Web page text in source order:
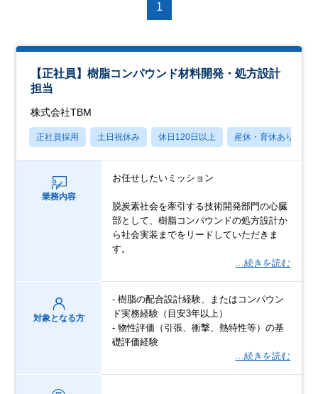
1
【正社員】樹脂コンパウンド材料開発・処方設計
担当
株式会社TBM
正社員採用 土日祝休み 休日120日以上 産休・育休あり
業務内容
お任せしたいミッション
脱炭素社会を牽引する技術開発部門の心臓
部として、樹脂コンパウンドの処方設計か
ら社会実装までをリードしていただきま
す。
…続きを読む
対象となる方
- 樹脂の配合設計経験、またはコンパウン
ド実務経験（目安3年以上）
- 物性評価（引張、衝撃、熱特性等）の基
礎評価経験
…続きを読む